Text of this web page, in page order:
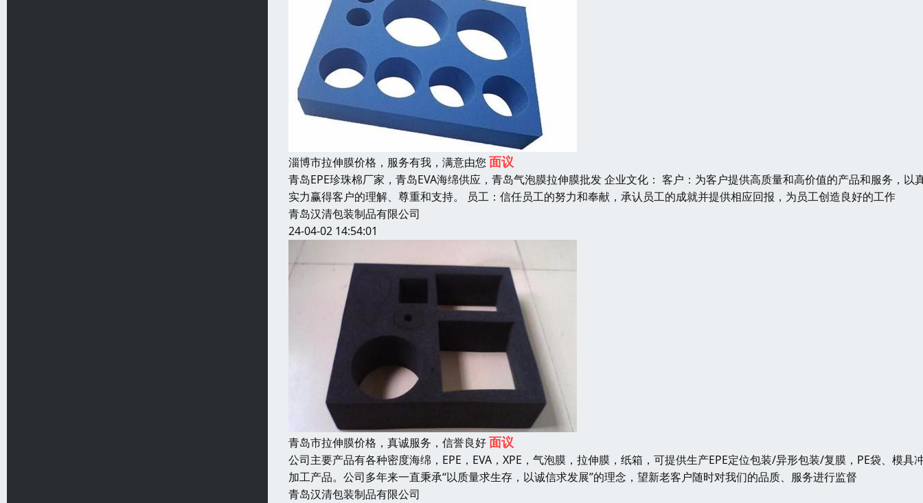
淄博市拉伸膜价格，服务有我，满意由您 面议
青岛EPE珍珠棉厂家，青岛EVA海绵供应，青岛气泡膜拉伸膜批发 企业文化： 客户：为客户提供高质量和高价值的产品和服务，以
实力赢得客户的理解、尊重和支持。 员工：信任员工的努力和奉献，承认员工的成就并提供相应回报，为员工创造良好的工作
青岛汉清包装制品有限公司
24-04-02 14:54:01
青岛市拉伸膜价格，真诚服务，信誉良好面议
公司主要产品有各种密度海绵，EPE，EVA，XPE，气泡膜，拉伸膜，纸箱，可提供生产EPE定位包装/异形包装/复膜，PE袋、模具
加工产品。公司多年来一直秉承“以质量求生存，以诚信求发展”的理念，望新老客户随时对我们的品质、服务进行监督
青岛汉清包装制品有限公司